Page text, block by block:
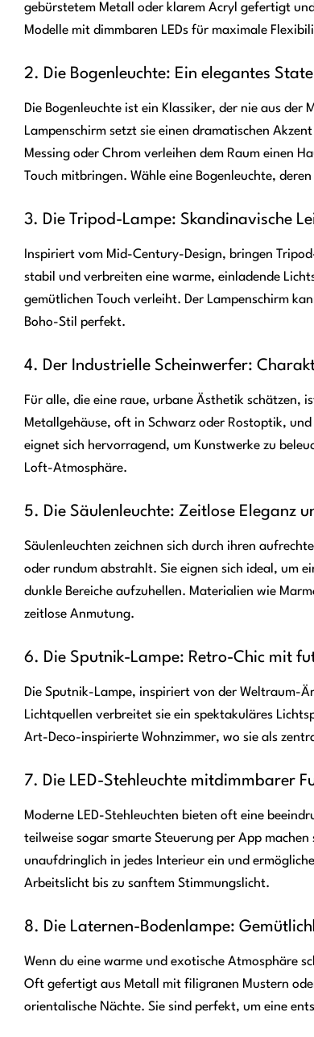
gebürstetem Metall oder klarem Acryl gefertigt
Modelle mit dimmbaren LEDs für maximale
2. Die Bogenleuchte: Ein elegantes
Die Bogenleuchte ist ein Klassiker, der nie aus
Lampenschirm setzt sie einen dramatischen
Messing oder Chrom verleihen dem Raum einen
Touch mitbringen. Wähle eine Bogenleuchte,
3. Die Tripod-Lampe: Skandinavische
Inspiriert vom Mid-Century-Design, bringen
stabil und verbreiten eine warme, einladende
gemütlichen Touch verleiht. Der Lampenschirm
Boho-Stil perfekt.
4. Der Industrielle Scheinwerfer:
Für alle, die eine raue, urbane Ästhetik schätzen,
Metallgehäuse, oft in Schwarz oder Rostoptik,
eignet sich hervorragend, um Kunstwerke zu
Loft-Atmosphäre.
5. Die Säulenleuchte: Zeitlose Eleganz
Säulenleuchten zeichnen sich durch ihren
oder rundum abstrahlt. Sie eignen sich ideal, um
dunkle Bereiche aufzuhellen. Materialien wie
zeitlose Anmutung.
6. Die Sputnik-Lampe: Retro-Chic mit
Die Sputnik-Lampe, inspiriert von der Weltraum-
Lichtquellen verbreitet sie ein spektakuläres
Art-Deco-inspirierte Wohnzimmer, wo sie als
7. Die LED-Stehleuchte mitdimmbarer
Moderne LED-Stehleuchten bieten oft eine
teilweise sogar smarte Steuerung per App
unaufdringlich in jedes Interieur ein und
Arbeitslicht bis zu sanftem Stimmungslicht.
8. Die Laternen-Bodenlampe:
Wenn du eine warme und exotische Atmosphäre
Oft gefertigt aus Metall mit filigranen Mustern
orientalische Nächte. Sie sind perfekt, um eine